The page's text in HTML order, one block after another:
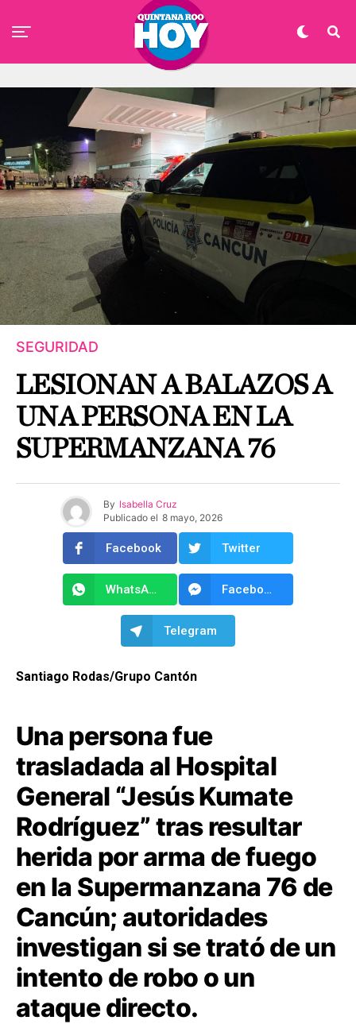
SEGURIDAD
LESIONAN A BALAZOS A
UNA PERSONA EN LA
SUPERMANZANA 76
By Isabella Cruz
Publicado el 8 mayo, 2026
Facebook Twitter
WhatsApp Facebook Messenger
Telegram
Santiago Rodas/Grupo Cantón
Una persona fue
trasladada al Hospital
General “Jesús Kumate
Rodríguez” tras resultar
herida por arma de fuego
en la Supermanzana 76 de
Cancún; autoridades
investigan si se trató de un
intento de robo o un
ataque directo.